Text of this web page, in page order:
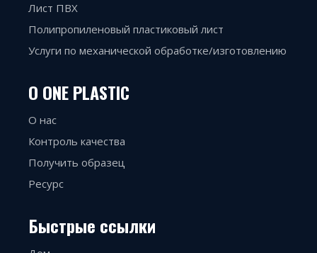
Лист ПВХ
Полипропиленовый пластиковый лист
Услуги по механической обработке/изготовлению
О ONE PLASTIC
О нас
Контроль качества
Получить образец
Ресурс
Быстрые ссылки